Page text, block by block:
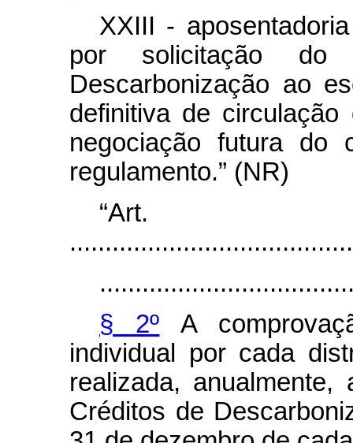
XXIII -
por solicitação
Descarbonização ao
definitiva de
negociação futura do
regulamento.” (NR)
§ 2º A
individual por cada
realizada,
Créditos de